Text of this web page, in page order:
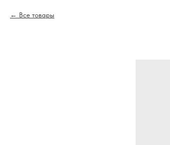
Все товары